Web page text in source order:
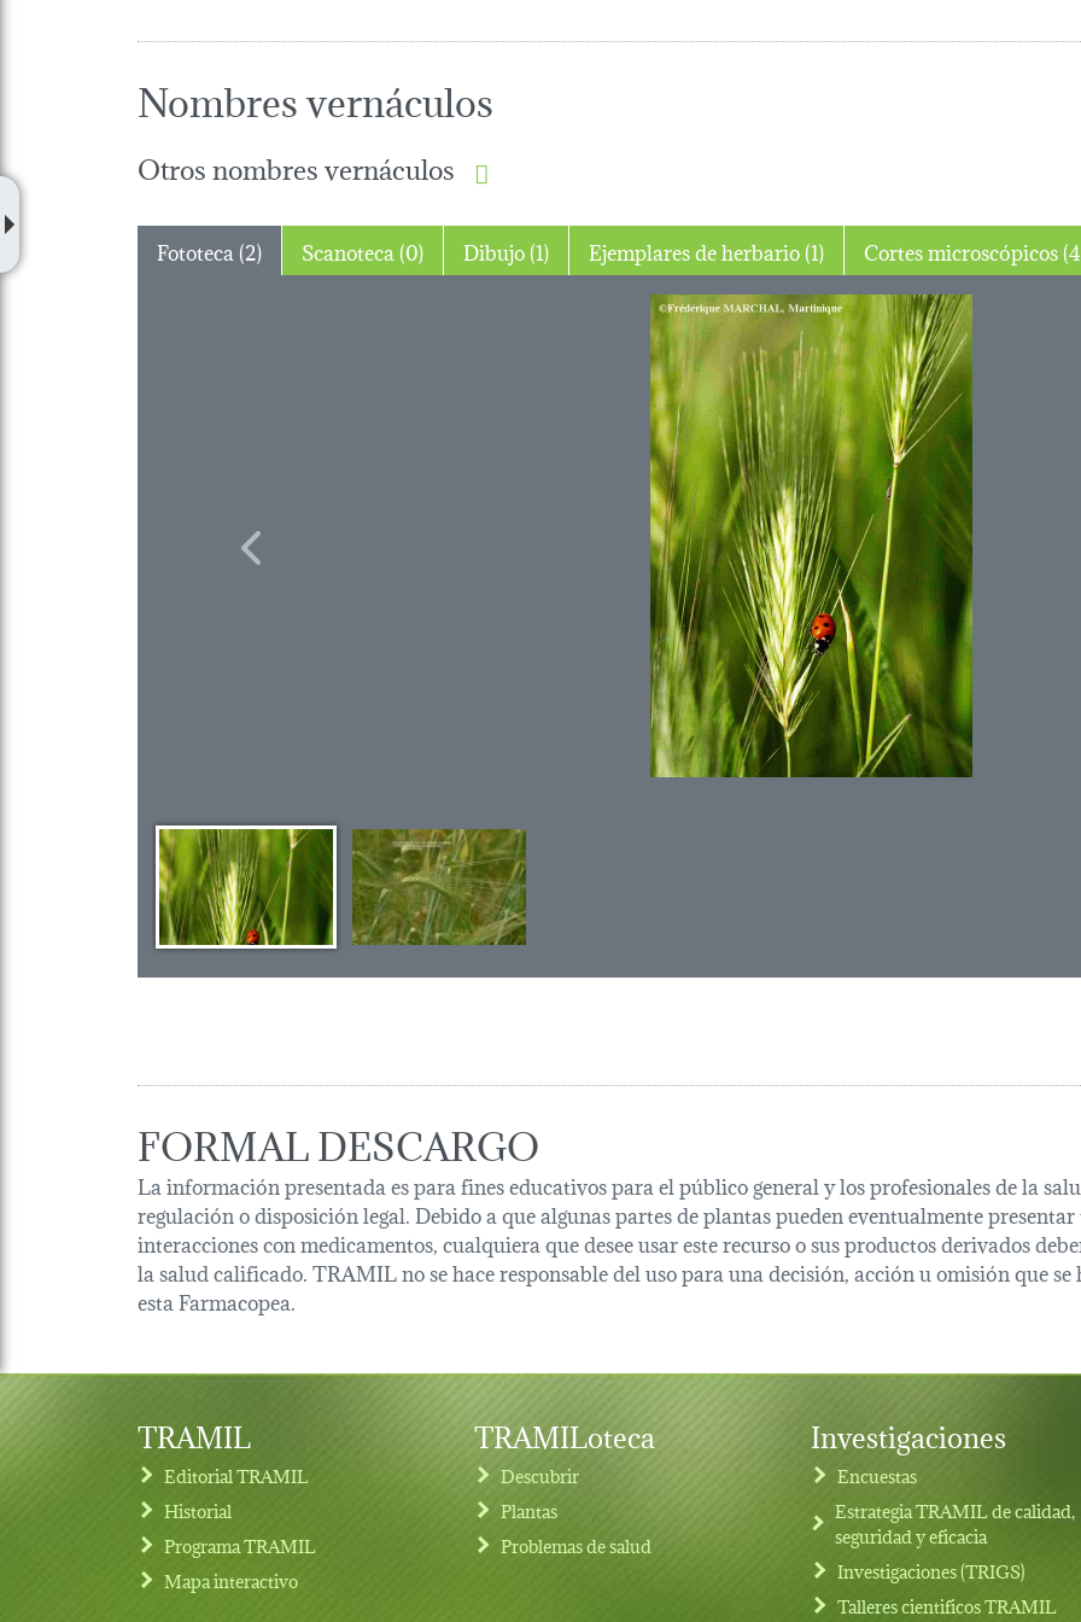
Nombres vernáculos
Otros nombres vernáculos
Fototeca (2) Scanoteca (0) Dibujo (1) Ejemplares de herbario (1) Cortes
Previous
FORMAL DESCARGO
La información presentada es para fines educativos para el público general y los profesionales de la
regulación o disposición legal. Debido a que algunas partes de plantas pueden eventualmente
interacciones con medicamentos, cualquiera que desee usar este recurso o sus productos derivados
la salud calificado. TRAMIL no se hace responsable del uso para una decisión, acción u omisión que
esta Farmacopea.
Footer menu
TRAMIL
Editorial TRAMIL
Historial
Programa TRAMIL
Mapa interactivo
TRAMILoteca
Descubrir
Plantas
Problemas de salud
Investigaciones
Encuestas
Estrategia TRAMIL de calidad,
seguridad y eficacia
Investigaciones (TRIGS)
Talleres cientificos TRAMIL